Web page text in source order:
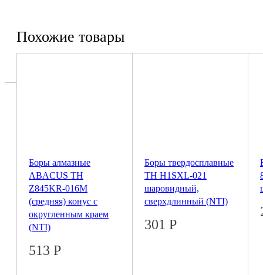
Похожие товары
Боры алмазные
ABACUS ТН
Z845KR-016М
(средняя) конус с
округленным краем
(NTI)
513 Р
Боры твердосплавные
ТН H1SXL-021
шаровидный,
сверхдлинный (NTI)
301 Р